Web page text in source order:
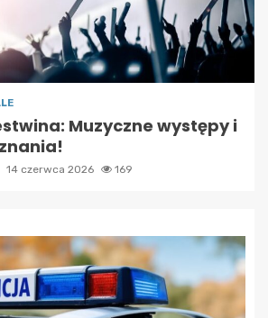
Muzyczne występy i
14 czerwca 2026 169